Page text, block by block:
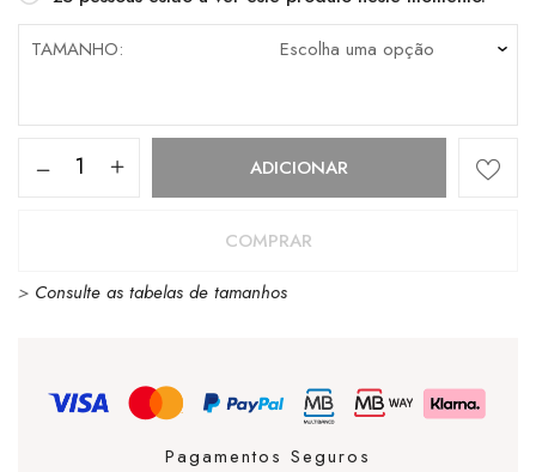
TAMANHO
Quantidade
Lo-
ADICIONAR
COMPRAR
> Consulte as tabelas de tamanhos
Pagamentos Seguros